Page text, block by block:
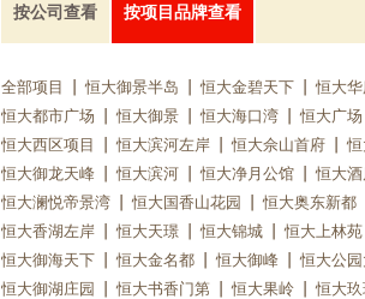
按公司查看 按项目品牌查看
全部项目 恒大御景半岛 恒大金碧天下 恒大
恒大都市广场
恒大御景 恒大海口湾 恒大广场
恒大西区项目
恒大滨河左岸 恒大佘山首府
恒大御龙天峰
恒大滨河 恒大净月公馆 恒大
恒大澜悦帝景湾
恒大国香山花园 恒大奥东新都
恒大香湖左岸
恒大天璟 恒大锦城 恒大上林苑
恒大御海天下
恒大金名都 恒大御峰 恒大公园
恒大御湖庄园
恒大书香门第 恒大果岭 恒大